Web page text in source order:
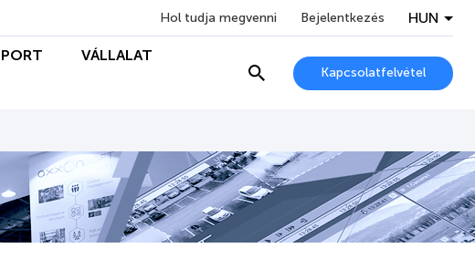
Hol tudja megvenni Bejelentkezés HUN
VÁLLALAT
Kapcsolatfelvétel